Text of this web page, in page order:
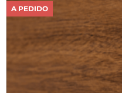
A PEDIDO